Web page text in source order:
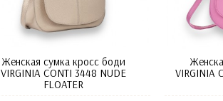
Женская сумка кросс боди
VIRGINIA CONTI 3448 NUDE
FLOATER
VIRGINIA